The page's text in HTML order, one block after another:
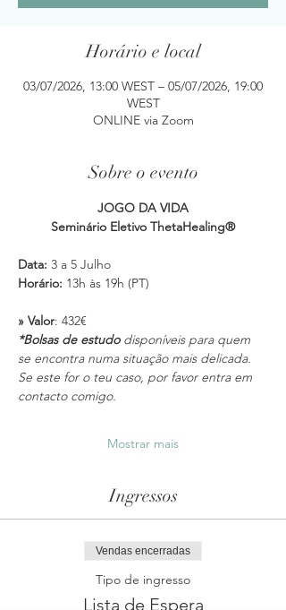
Horário e local
03/07/2026, 13:00 WEST – 05/07/2026, 19:00
WEST
ONLINE via Zoom
Sobre o evento
JOGO DA VIDA
Seminário Eletivo ThetaHealing®
Data: 3 a 5 Julho
Horário: 13h às 19h (PT)
» Valor: 432€
*Bolsas de estudo disponíveis para quem
se encontra numa situação mais delicada.
Se este for o teu caso, por favor entra em
contacto comigo.
Mostrar mais
Ingressos
Vendas encerradas
Tipo de ingresso
Lista de Espera